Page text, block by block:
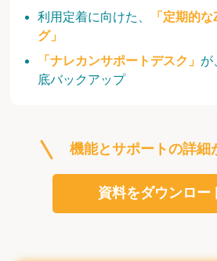
利用定着に向けた、
「定期的
グ」
「ナレカンサポートデスク」 が
底バックアップ
機能とサポートの詳細
資料をダウンロー